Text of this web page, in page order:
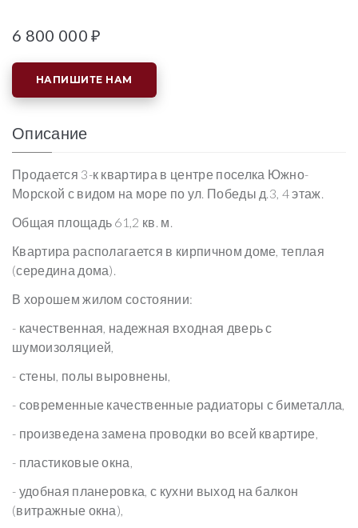
6 800 000 ₽
НАПИШИТЕ НАМ
Описание
Продается 3-к квартира в центре поселка Южно-
Морской с видом на море по ул. Победы д.3, 4 этаж.
Общая площадь 61,2 кв. м.
Квартира располагается в кирпичном доме, теплая
(середина дома).
В хорошем жилом состоянии:
- качественная, надежная входная дверь с
шумоизоляцией,
- стены, полы выровнены,
- современные качественные радиаторы с биметалла,
- произведена замена проводки во всей квартире,
- пластиковые окна,
- удобная планеровка, с кухни выход на балкон
(витражные окна),